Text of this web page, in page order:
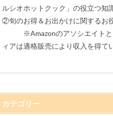
ルシオホットクック」の役立つ知
②旬のお得＆お出かけに関するお
※Amazonのアソシエイトと
ィアは適格販売により収入を得て
カテゴリー